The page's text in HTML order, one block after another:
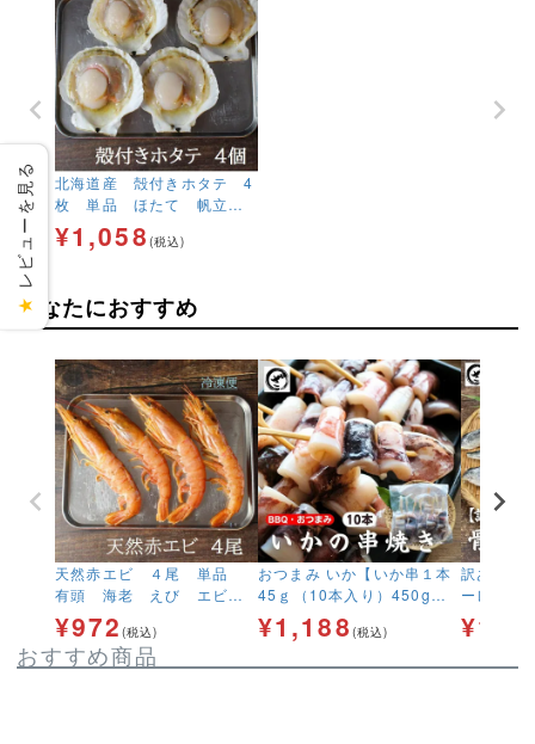
北海道産 殻付きホタテ 4
枚 単品 ほたて 帆立 B
BQ キャンプ飯 新鮮 海
鮮 炉端焼き 冷凍
¥1,058 (税込)
あなたにおすすめ
天然赤エビ ４尾 単品
有頭 海老 えび エビ
ＢＢＱ ガンガン焼き 替
え玉 冷凍
¥972(税込)
おつまみ いか【いか串１本
45ｇ（10本入り）450g】
冷凍 加熱用 食品 日本酒 ビ
ール イカ 海鮮 串 晩酌 酒の
¥1,188 (税込)
訳あり 無
ーレ700g
ナム産 フ
ス産 鯖
¥
おすすめ商品
★
レビューを見る